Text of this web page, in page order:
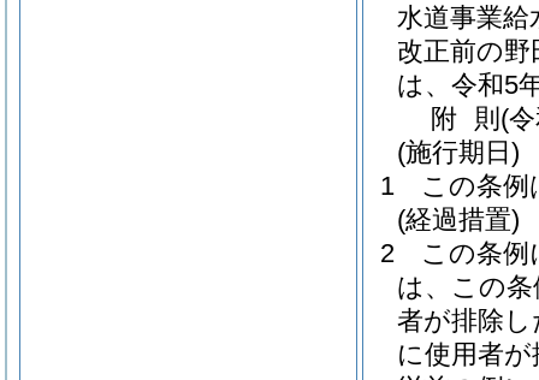
水道事業給
改正前の
は、令和5
附 則 (
(施行期日)
1
この条例
(経過措置)
2
この条例
は、この
者が排除
に使用者